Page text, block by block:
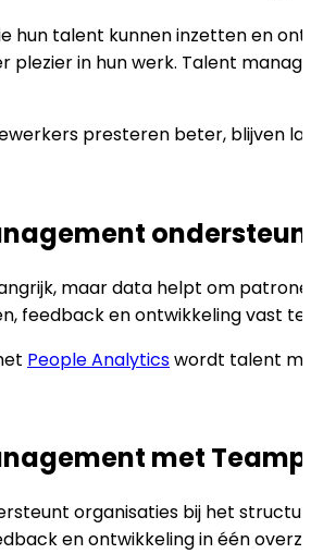
hun talent kunnen inzetten en
plezier in hun werk. Talent
presteren beter, blijven
maar data helpt om
feedback en ontwikkeling vast
People Analyticswordt talent
met
organisaties bij het
en ontwikkeling in één